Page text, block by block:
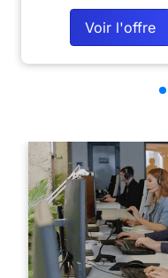
Voir l'offre